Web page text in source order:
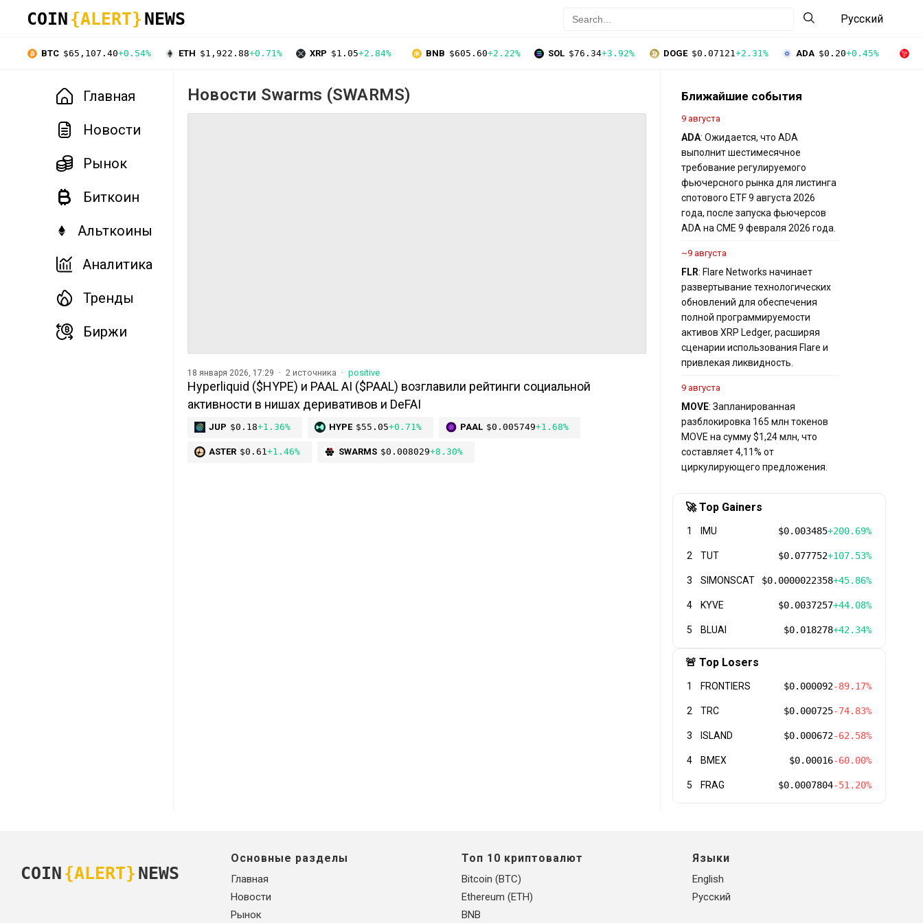
COIN {ALERT} NEWS Русский
BTC $65,107.40+0.54% ETH $1,922.88+0.71% XRP $1.05+2.84% BNB $605.60+2.22% SOL $76.34+3.92% DOGE $0.07121+2.31% ADA $0.20+0.45%
Главная
Новости
Рынок
Биткоин
Альткоины
Аналитика
Тренды
Биржи
Новости Swarms (SWARMS)
18 января 2026, 17:29 2 источника positive
Hyperliquid ($HYPE) и PAAL AI ($PAAL) возглавили рейтинги социальной
активности в нишах деривативов и DeFAI
JUP $0.18+1.36% HYPE $55.05+0.71% PAAL $0.005749+1.68%
ASTER $0.61+1.46% SWARMS $0.008029+8.30%
Ближайшие события
9 августа
ADA: Ожидается, что ADA
выполнит шестимесячное
требование регулируемого
фьючерсного рынка для листинга
спотового ETF 9 августа 2026
года, после запуска фьючерсов
ADA на CME 9 февраля 2026 года.
~9 августа
FLR: Flare Networks начинает
развертывание технологических
обновлений для обеспечения
полной программируемости
активов XRP Ledger, расширяя
сценарии использования Flare и
привлекая ликвидность.
9 августа
MOVE: Запланированная
разблокировка 165 млн токенов
MOVE на сумму $1,24 млн, что
составляет 4,11% от
циркулирующего предложения.
🚀 Top Gainers
1 IMU $0.003485+200.69%
2 TUT $0.077752+107.53%
3 SIMONSCAT $0.0000022358+45.86%
4 KYVE $0.0037257+44.08%
5 BLUAI $0.018278+42.34%
🚨 Top Losers
1 FRONTIERS $0.000092-89.17%
2 TRC $0.000725-74.83%
3 ISLAND $0.000672-62.58%
4 BMEX $0.00016-60.00%
5 FRAG $0.0007804-51.20%
COIN {ALERT} NEWS
Основные разделы
Главная
Новости
Рынок
Топ 10 криптовалют
Bitcoin (BTC)
Ethereum (ETH)
BNB
Языки
English
Русский